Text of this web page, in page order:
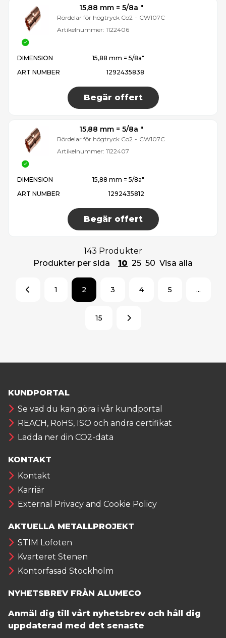
15,88 mm = 5/8a ″
Rördelar för högtryck Co2 - CW107C
Artikelnummer: 1122406
DIMENSION
15,88 mm = 5/8a″
ART NUMBER
1292435838
Begär offert
15,88 mm = 5/8a ″
Rördelar för högtryck Co2 - CW107C
Artikelnummer: 1122407
DIMENSION
15,88 mm = 5/8a″
ART NUMBER
1292435812
Begär offert
143 Produkter
Produkter per sida
10 25 50 Visa alla
1 2 3 4 5 ...
15
KUNDPORTAL
Se vad du kan göra i vår kundportal
REACH, RoHS, ISO och andra certifikat
Ladda ner din CO2-data
KONTAKT
Kontakt
Karriär
External Privacy and Cookie Policy
AKTUELLA METALLPROJEKT
STIM Lofoten
Kvarteret Stenen
Kontorfasad Stockholm
NYHETSBREV FRÅN ALUMECO
Anmäl dig till vårt nyhetsbrev och håll dig
uppdaterad med det senaste